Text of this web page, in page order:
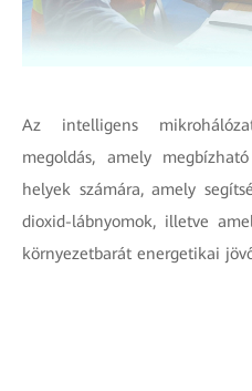
Az intelligens
megoldás, amely
helyek számára, amely
dioxid-lábnyomok, illetve
környezetbarát energetikai